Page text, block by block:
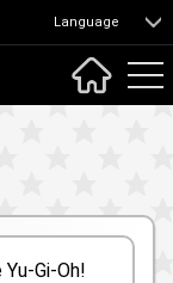
Language
Gi-Oh!